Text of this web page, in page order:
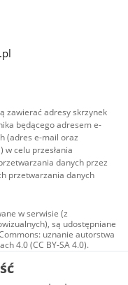
zawierać adresy skrzynek
będącego adresem e-
(adres e-mail oraz
celu przesłania
danych przez
przetwarzania danych
w serwisie (z
są udostępniane
uznanie autorstwa
4.0 (CC BY-SA 4.0).
tym zdjęcia, materiały
na licencji typu
autorstwa użycie